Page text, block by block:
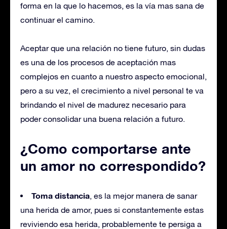
forma en la que lo hacemos, es la vía mas sana de
continuar el camino.
Aceptar que una relación no tiene futuro, sin dudas
es una de los procesos de aceptación mas
complejos en cuanto a nuestro aspecto emocional,
pero a su vez, el crecimiento a nivel personal te va
brindando el nivel de madurez necesario para
poder consolidar una buena relación a futuro.
¿Como comportarse ante
un amor no correspondido?
Toma distancia, es la mejor manera de sanar
una herida de amor, pues si constantemente estas
reviviendo esa herida, probablemente te persiga a